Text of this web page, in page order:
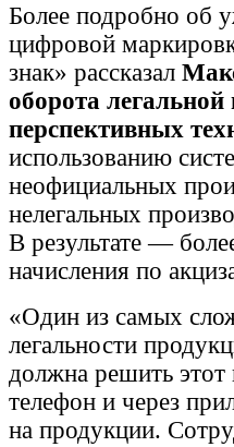
Более подробно об
цифровой
знак» рассказал
оборота
перспективных
использованию
неофициальных
нелегальных
В результате —
начисления по
«Один из самых
легальности
должна решить этот
телефон и через
на продукции.